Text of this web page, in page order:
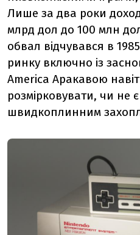
Лише за два роки
млрд дол до 100 млн
обвал відчувався в
ринку включно із
America Аракавою
розмірковувати, чи не є
швидкоплинним